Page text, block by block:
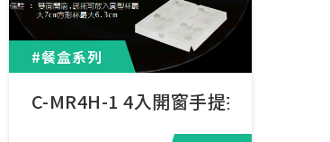
#餐盒系列
C-MR4H-1 4入開窗手提折疊盒